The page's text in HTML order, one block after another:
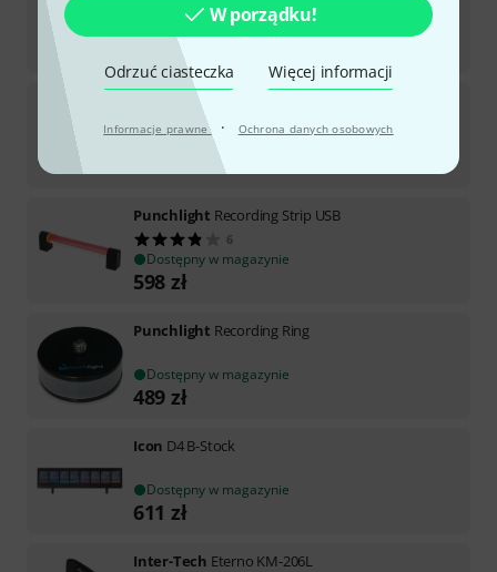
W porządku!
Odrzuć ciasteczka Więcej informacji
Informacje prawne · Ochrona danych osobowych
Dostępny w magazynie
76zł
/ l
Inter-Tech
Przedmiot dostępny w magazynie w ciągu około
Punchlight Recording Strip USB
6
Dostępny w magazynie
598 zł
Punchlight Recording Ring
Dostępny w magazynie
489 zł
Icon D4 B-Stock
Dostępny w magazynie
611 zł
Inter-Tech Eterno KM-206L